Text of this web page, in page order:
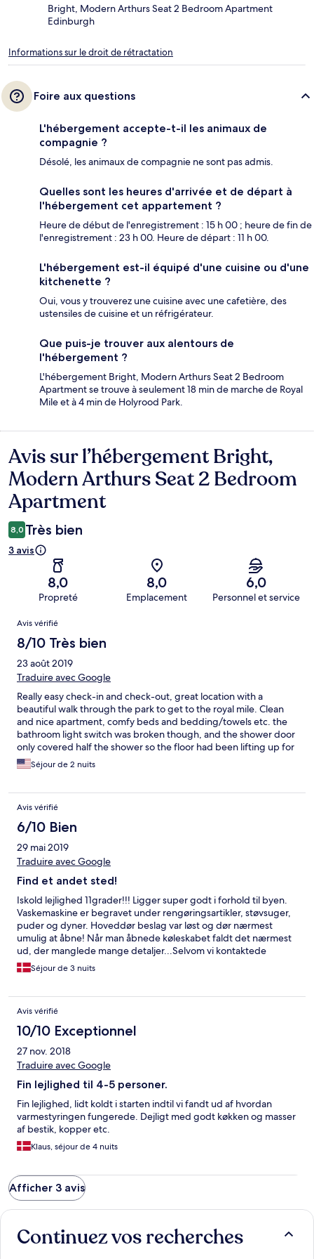
Bright, Modern Arthurs Seat 2 Bedroom Apartment
Edinburgh
Informations sur le droit de rétractation
Foire aux questions
L'hébergement accepte-t-il les animaux de
compagnie ?
Désolé, les animaux de compagnie ne sont pas admis.
Quelles sont les heures d'arrivée et de départ à
l'hébergement cet appartement ?
Heure de début de l'enregistrement : 15 h 00 ; heure de fin de
l'enregistrement : 23 h 00. Heure de départ : 11 h 00.
L'hébergement est-il équipé d'une cuisine ou d'une
kitchenette ?
Oui, vous y trouverez une cuisine avec une cafetière, des
ustensiles de cuisine et un réfrigérateur.
Que puis-je trouver aux alentours de
l'hébergement ?
L'hébergement Bright, Modern Arthurs Seat 2 Bedroom
Apartment se trouve à seulement 18 min de marche de Royal
Mile et à 4 min de Holyrood Park.
Avis
Avis sur l’hébergement Bright,
Modern Arthurs Seat 2 Bedroom
Apartment
8,0 Très bien
3 avis
8,0
Propreté
8,0
Emplacement
6,0
Personnel et service
Avis
Avis vérifié
8/10 Très bien
23 août 2019
Traduire avec Google
Really easy check-in and check-out, great location with a
beautiful walk through the park to get to the royal mile. Clean
and nice apartment, comfy beds and bedding/towels etc. the
bathroom light switch was broken though, and the shower door
only covered half the shower so the floor had been lifting up for
quite some time and it was nearly impossible to keep the water
from spraying outside the shower so it wouldn’t get worse. The
would definitely recommend this apartment to stay in again.
Séjour de 2 nuits
Avis vérifié
6/10 Bien
29 mai 2019
Traduire avec Google
Find et andet sted!
Iskold lejlighed 11grader!!! Ligger super godt i forhold til byen.
Vaskemaskine er begravet under rengøringsartikler, støvsuger,
puder og dyner. Hoveddør beslag var løst og dør nærmest
umulig at åbne! Når man åbnede køleskabet faldt det nærmest
ud, der manglede mange detaljer...Selvom vi kontaktede
bureauet flere gange på deres mail var der ingen hjælp at hente
til noget som helst. Vær også opmærksom på at der skal betales
flere uger efter aftejse! Find et andet sted!!!
Séjour de 3 nuits
Avis vérifié
10/10 Exceptionnel
27 nov. 2018
Traduire avec Google
Fin lejlighed til 4-5 personer.
Fin lejlighed, lidt koldt i starten indtil vi fandt ud af hvordan
varmestyringen fungerede. Dejligt med godt køkken og masser
af bestik, kopper etc.
Klaus, séjour de 4 nuits
Afficher 3 avis
Continuez vos recherches